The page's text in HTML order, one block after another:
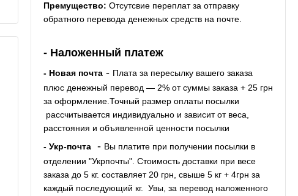
Премущество: Отсутсвие переплат за отправку
обратного перевода денежных средств на почте.
- Наложенный платеж
- Новая почта- Плата за пересылку вашего заказа
плюс денежный перевод — 2% от суммы заказа + 25 грн
за оформление.Точный размер оплаты посылки
рассчитывается индивидуально и зависит от веса,
расстояния и объявленной ценности посылки
- Укр-почта- Вы платите при получении посылки в
отделении "Укрпочты". Стоимость доставки при весе
заказа до 5 кг. составляет 20 грн, свыше 5 кг + 4грн за
каждый последующий кг. Увы, за перевод наложенного